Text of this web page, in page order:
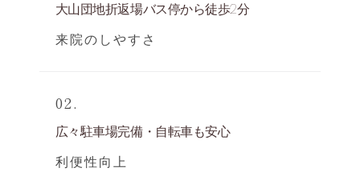
大山団地折返場バス停から徒歩2分
来院のしやすさ
02.
広々駐車場完備・自転車も安心
利便性向上